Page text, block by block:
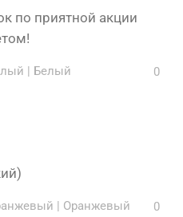
по приятной акции
| Белый 0
| Оранжевый 0